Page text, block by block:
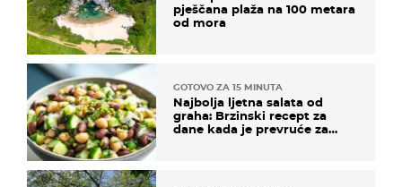
pješčana plaža na 100 metara
od mora
GOTOVO ZA 15 MINUTA
Najbolja ljetna salata od
graha: Brzinski recept za
dane kada je prevruće za